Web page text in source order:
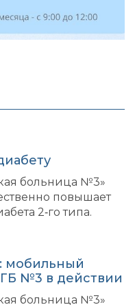
больница №3»
повышает
2‑го типа.
мобильный
№3 в действии
больница №3»